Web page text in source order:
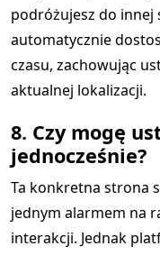
podróżujesz do innej
automatycznie
czasu, zachowując
aktualnej lokalizacji.
8. Czy mogę
jednocześnie?
Ta konkretna strona
jednym alarmem na
interakcji. Jednak